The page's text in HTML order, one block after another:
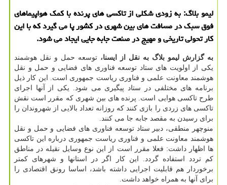
لیمو بلاگ: به زودی شكلی از تاكسی های پرنده با كمك هواپیماهای
فوق سبك در مسافت های بین شهری در كشور پا می گیرد كه با این
كار تحولی تاریخی و مهیج در صنعت جابه جایی ایجاد می شود.
به گزارش لیمو بلاگ به نقل از ایسنا، توسعه حمل و نقل هوشمند
یکی از اولویت های ستاد توسعه فناوری های فضایی و حمل و نقل
هوشمند معاونت علمی و فناوری ریاست جمهوری است. این کار ذیل
برنامه های مختلفی در ستاد پیگیری می شود. یکی از آنها اجرای
طرح تاکسی هوایی است. پرنده های بین شهری که مقرر است نقش
تاکسی های زردی را بازی کنند که روزانه تعداد بالایی از شهروندان را
برای رسیدن به مقصد جابه جا می کنند.
منوچهر منطقی، دبیر ستاد توسعه فناوری های فضایی و حمل و نقل
هوشمند معاونت علمی و فناوری ریاست جمهوری درباره این تاکسی
ها اظهار داشت: فعلا مقرر است از این نوع وسایل نقیله در مناطق
کم تردد استفاده گردد. این کار اگر در استانها و شهرهای کمتر
برخوردار هم قابلیت اجرایی داشته باشد، اساسا رونق اقتصادی را
برای آنها به همراه خواهد داشت.